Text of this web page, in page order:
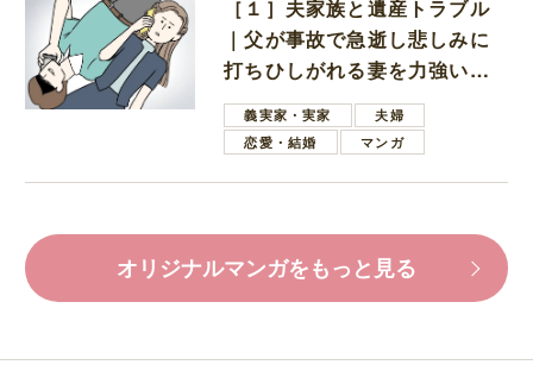
［１］夫家族と遺産トラブル
｜父が事故で急逝し悲しみに
打ちひしがれる妻を力強い言
葉で励ます夫
義実家・実家
夫婦
恋愛・結婚
マンガ
オリジナルマンガをもっと見る